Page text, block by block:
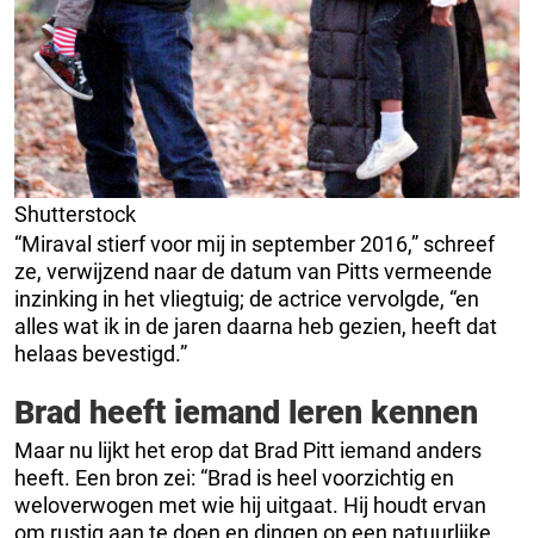
Shutterstock
“Miraval stierf voor mij in september 2016,” schreef
ze, verwijzend naar de datum van Pitts vermeende
inzinking in het vliegtuig; de actrice vervolgde, “en
alles wat ik in de jaren daarna heb gezien, heeft dat
helaas bevestigd.”
Brad heeft iemand leren kennen
Maar nu lijkt het erop dat Brad Pitt iemand anders
heeft. Een bron zei: “Brad is heel voorzichtig en
weloverwogen met wie hij uitgaat. Hij houdt ervan
om rustig aan te doen en dingen op een natuurlijke